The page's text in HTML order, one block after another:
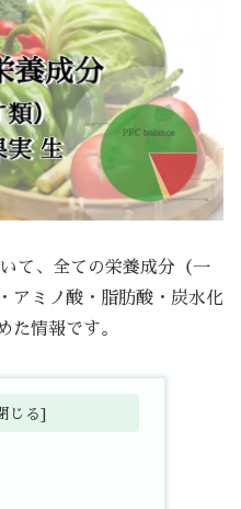
て、全ての栄養成分（一
アミノ酸・脂肪酸・炭水化
た情報です。